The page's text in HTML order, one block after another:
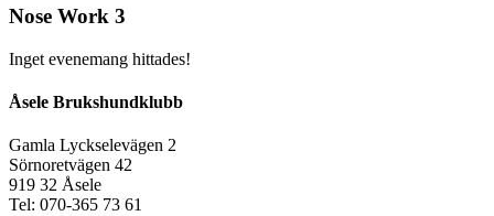
Nose Work 3
Inget evenemang hittades!
Åsele Brukshundklubb
Gamla Lyckselevägen 2
Sörnoretvägen 42
919 32 Åsele
Tel: 070-365 73 61